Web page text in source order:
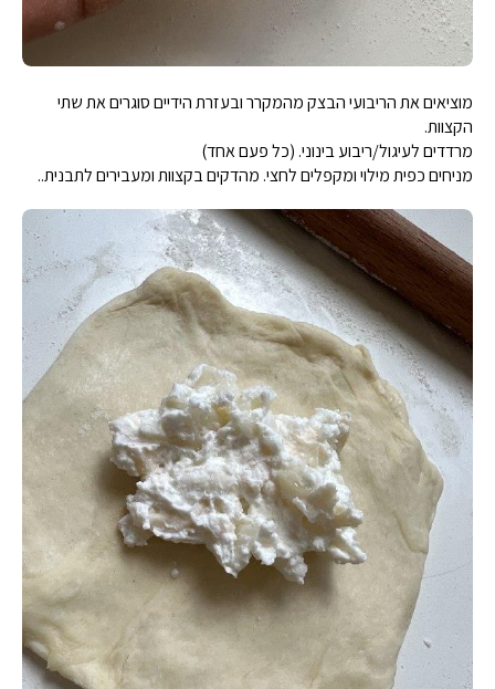
מוציאים את הריבועי הבצק מהמקרר ובעזרת הידיים סוגרים את שתי
הקצוות.
מרדדים לעיגול/ריבוע בינוני. (כל פעם אחד)
מניחים כפית מילוי ומקפלים לחצי. מהדקים בקצוות ומעבירים לתבנית..